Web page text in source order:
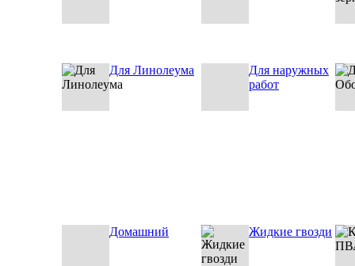
Для Линолеума
Для наружных
работ
Домашний Жидкие гвозди